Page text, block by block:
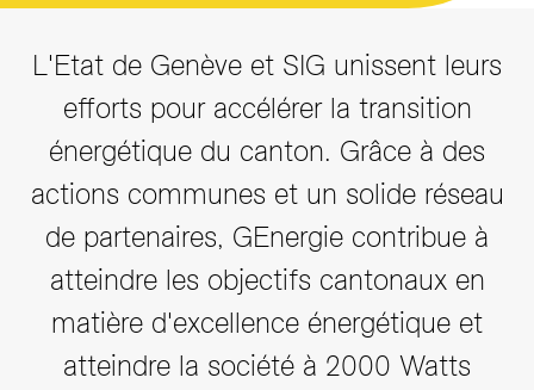
L'Etat de Genève et SIG unissent leurs
efforts pour accélérer la transition
énergétique du canton. Grâce à des
actions communes et un solide réseau
de partenaires, GEnergie contribue à
atteindre les objectifs cantonaux en
matière d'excellence énergétique et
atteindre la société à 2000 Watts